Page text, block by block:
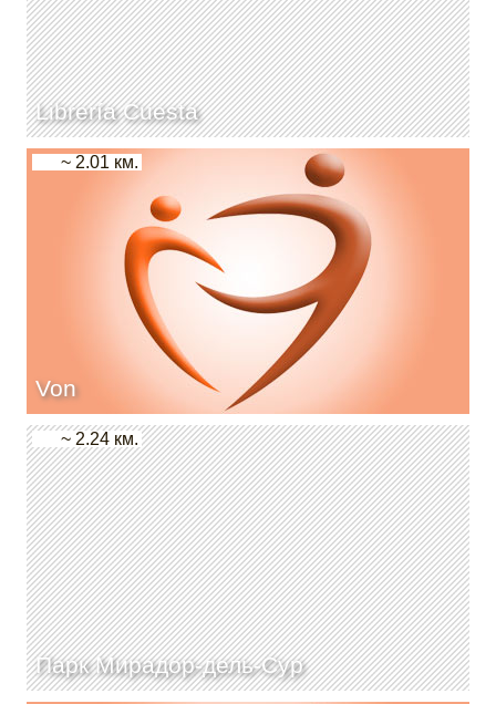
Librería Cuesta
Von
~ 2.01 км.
Парк Мирадор-дель-Сур
~ 2.24 км.